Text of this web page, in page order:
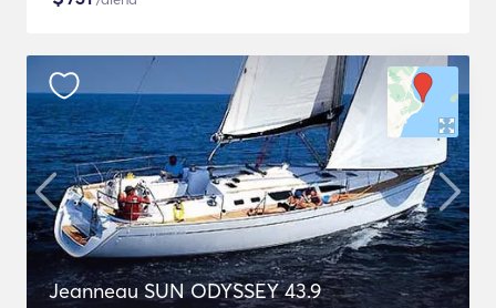
Jeanneau SUN ODYSSEY 43.9